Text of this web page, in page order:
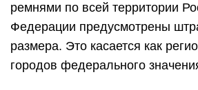
ремнями по всей территории
Федерации предусмотрены
размера. Это касается как
городов федерального